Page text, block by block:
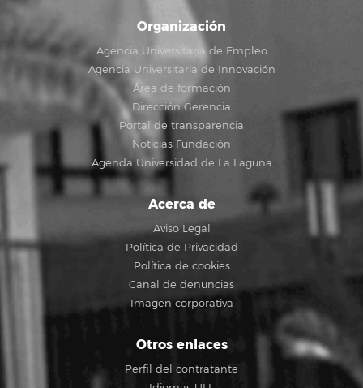
Organización
Agencia Universitaria de Empleo
Agencia Universitaria de Innovación
Área de formación
Dirección Gerencia
Portal de transparencia
Noticias Fundación
Agenda Universidad de La Laguna
Acerca de
Aviso Legal
Política de Privacidad
Política de cookies
Canal de denuncias
Imagen corporativa
Otros enlaces
Perfil del contratante